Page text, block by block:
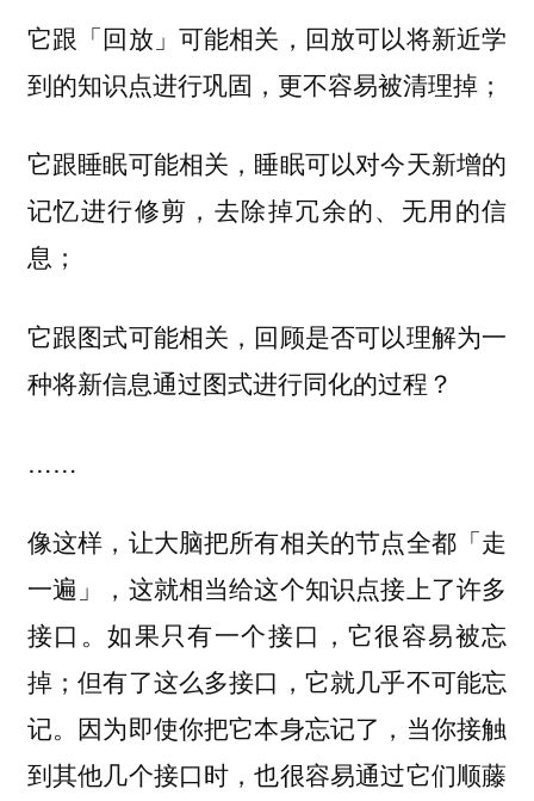
它跟「回放」可能相关，回放可以将新近学
到的知识点进行巩固，更不容易被清理掉；
它跟睡眠可能相关，睡眠可以对今天新增的
记忆进行修剪，去除掉冗余的、无用的信
息；
它跟图式可能相关，回顾是否可以理解为一
种将新信息通过图式进行同化的过程？
……
像这样，让大脑把所有相关的节点全都「走
一遍」，这就相当给这个知识点接上了许多
接口。如果只有一个接口，它很容易被忘
掉；但有了这么多接口，它就几乎不可能忘
记。因为即使你把它本身忘记了，当你接触
到其他几个接口时，也很容易通过它们顺藤